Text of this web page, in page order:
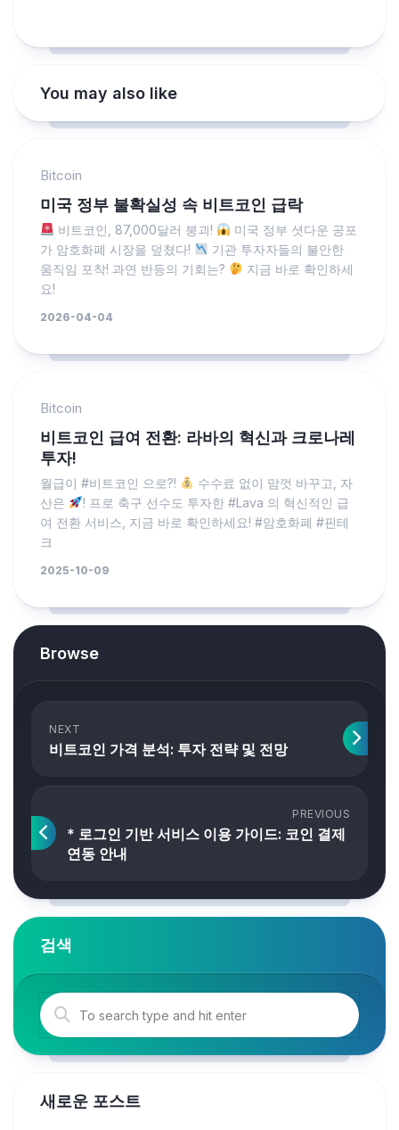
You may also like
Bitcoin
미국 정부 불확실성 속 비트코인 급락
비트코인, 87,000달러 붕괴!
미국 정부 셧다운 공포
가 암호화폐 시장을 덮쳤다!
기관 투자자들의 불안한
움직임 포착! 과연 반등의 기회는?
지금 바로 확인하세
요!
2026-04-04
Bitcoin
비트코인 급여 전환: 라바의 혁신과 크로나레
투자!
월급이 #비트코인 으로?!
수수료 없이 맘껏 바꾸고, 자
산은
! 프로 축구 선수도 투자한 #Lava 의 혁신적인 급
여 전환 서비스, 지금 바로 확인하세요! #암호화폐 #핀테
크
2025-10-09
Browse
NEXT
비트코인 가격 분석: 투자 전략 및 전망
PREVIOUS
* 로그인 기반 서비스 이용 가이드: 코인 결제
연동 안내
검색
새로운 포스트